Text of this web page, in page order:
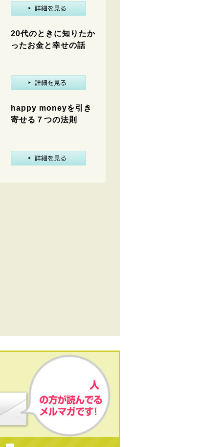
20代のときに知りたか
ったお金と幸せの話
happy moneyを引き
寄せる７つの法則